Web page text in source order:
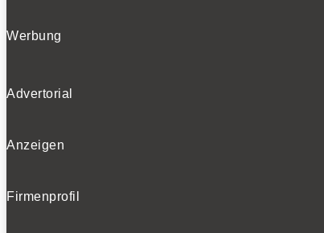
Werbung
Advertorial
Anzeigen
Firmenprofil